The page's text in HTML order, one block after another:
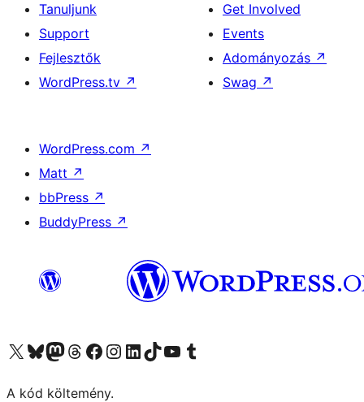
Tanuljunk
Support
Fejlesztők
WordPress.tv ↗
Get Involved
Events
Adományozás ↗
Swag ↗
WordPress.com ↗
Matt ↗
bbPress ↗
BuddyPress ↗
Visit our X (formerly Twitter) account
Visit our Bluesky account
Twitter csatornánk
Visit our Threads account
Facebook oldalunk megtekintése
Visit our Instagram account
Visit our LinkedIn account
Visit our TikTok account
Visit our YouTube channel
Visit our Tumblr account
A kód költemény.